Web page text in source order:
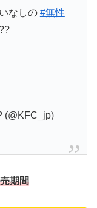
なしの #無性
(@KFC_jp)
期間